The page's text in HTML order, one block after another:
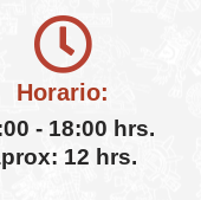
Horario:
- 18:00 hrs.
12 hrs.